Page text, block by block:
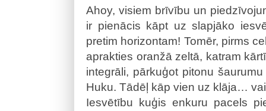
Ahoy, visiem brīvību un
ir pienācis kāpt uz slapjāko
pretim horizontam! Tomēr, pirms
aprakties oranžā zeltā, katram
integrāli, pārkuģot pitonu
Huku. Tādēļ kāp vien uz klāja…
Iesvētību kuģis enkuru pacels